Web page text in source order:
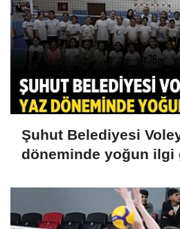
Şuhut Belediyesi
döneminde yoğun ilgi